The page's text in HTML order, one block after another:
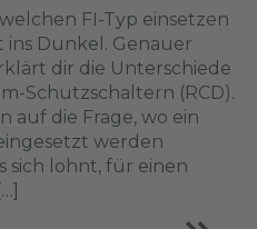
FI-Typ einsetzen
ins Dunkel. Genauer
dir die Unterschiede
Schutzschaltern (RCD).
auf die Frage, wo ein
werden
sich lohnt, für einen